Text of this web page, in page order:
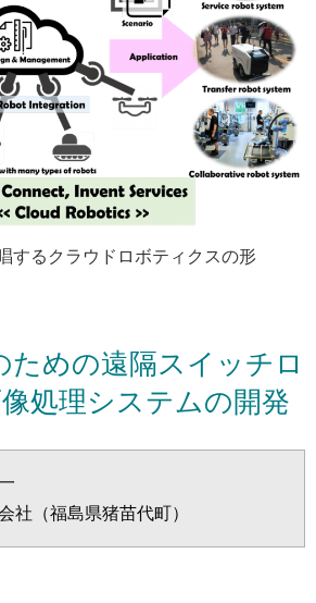
するクラウドロボティクスの形
ための遠隔スイッチロ
処理システムの開発
社（福島県猪苗代町）